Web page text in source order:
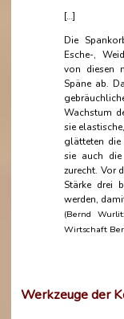
[…]
Die
Esche-,
von diesen
Späne ab.
Wachstum
sie
glätteten die
sie auch
zurecht. Vor
Stärke drei
werden,
(Bernd
Wirtschaft
Werkzeuge der